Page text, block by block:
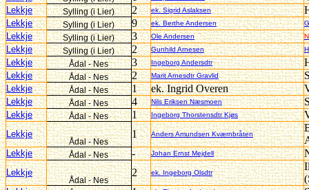
Lekkje Sylling (i Lier) 2 ek. Sigrid Aslaksen
Lekkje Sylling (i Lier) 9 ek. Berthe Andersen
Lekkje Sylling (i Lier) 3 Ole Andersen
Lekkje Sylling (i Lier) 2 Gunhild Arnesen
Lekkje Ådal - Nes 3 Ingeborg Andersdtr
Lekkje Ådal - Nes 2 Marit Arnesdtr Gravlid
Lekkje Ådal - Nes 1 ek. Ingrid Overen
Lekkje Ådal - Nes 4 Nils Eriksen Næsmoen
Lekkje Ådal - Nes 1 Ingeborg Thorstensdtr Kjøs
Lekkje
Ådal - Nes
1 Anders Amundsen Kværnbråten
Lekkje Ådal - Nes - Johan Ernst Mejdell
Lekkje
Ådal - Nes
2 ek. Ingeborg Olsdtr